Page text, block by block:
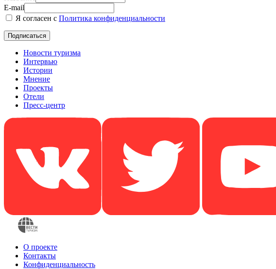
E-mail
Я согласен с Политика конфиденциальности
Новости туризма
Интервью
Истории
Мнение
Проекты
Отели
Пресс-центр
О проекте
Контакты
Конфиденциальность